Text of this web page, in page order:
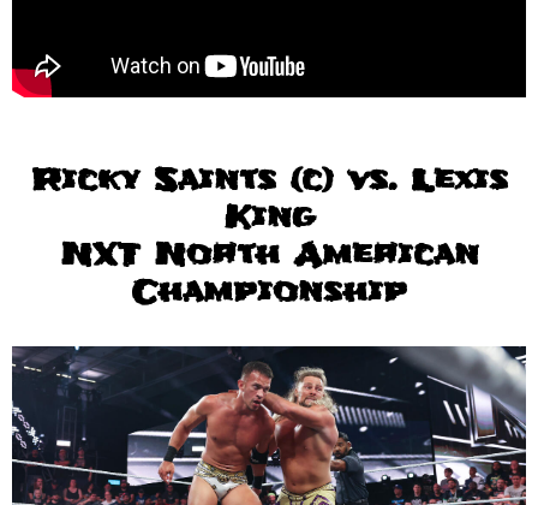
Ricky Saints (c) vs. Lexis
King
NXT North American
Championship